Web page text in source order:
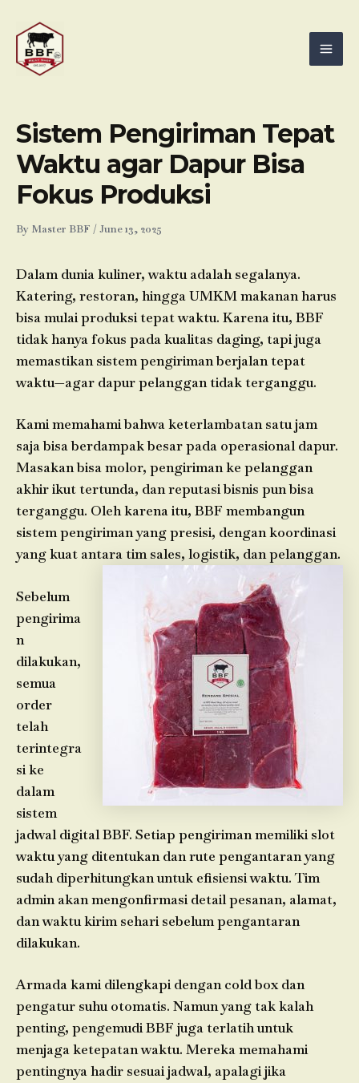
content
Sistem Pengiriman Tepat
Waktu agar Dapur Bisa
Fokus Produksi
By Master BBF /June 13, 2025
Dalam dunia kuliner, waktu adalah segalanya.
Katering, restoran, hingga UMKM makanan harus
bisa mulai produksi tepat waktu. Karena itu, BBF
tidak hanya fokus pada kualitas daging, tapi juga
memastikan sistem pengiriman berjalan tepat
waktu—agar dapur pelanggan tidak terganggu.
Kami memahami bahwa keterlambatan satu jam
saja bisa berdampak besar pada operasional dapur.
Masakan bisa molor, pengiriman ke pelanggan
akhir ikut tertunda, dan reputasi bisnis pun bisa
terganggu. Oleh karena itu, BBF membangun
sistem pengiriman yang presisi, dengan koordinasi
yang kuat antara tim sales, logistik, dan pelanggan.
Sebelum
pengirima
n
dilakukan,
semua
order
telah
terintegra
si ke
dalam
sistem
jadwal digital BBF. Setiap pengiriman memiliki slot
waktu yang ditentukan dan rute pengantaran yang
sudah diperhitungkan untuk efisiensi waktu. Tim
admin akan mengonfirmasi detail pesanan, alamat,
dan waktu kirim sehari sebelum pengantaran
dilakukan.
Armada kami dilengkapi dengan cold box dan
pengatur suhu otomatis. Namun yang tak kalah
penting, pengemudi BBF juga terlatih untuk
menjaga ketepatan waktu. Mereka memahami
pentingnya hadir sesuai jadwal, apalagi jika